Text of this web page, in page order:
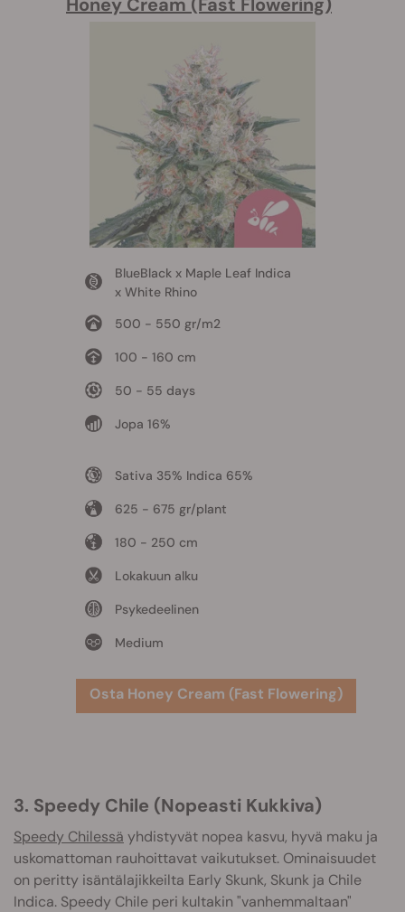
BlueBlack x Maple Leaf Indica
x White Rhino
500 - 550 gr/m2
100 - 160 cm
50 - 55 days
Jopa 16%
Sativa 35% Indica 65%
625 - 675 gr/plant
180 - 250 cm
Lokakuun alku
Psykedeelinen
Medium
Osta Honey Cream (Fast Flowering)
3. Speedy Chile (Nopeasti Kukkiva)
Speedy Chilessä yhdistyvät nopea kasvu, hyvä maku ja
uskomattoman rauhoittavat vaikutukset. Ominaisuudet
on peritty isäntälajikkeilta Early Skunk, Skunk ja Chile
Indica. Speedy Chile peri kultakin "vanhemmaltaan"